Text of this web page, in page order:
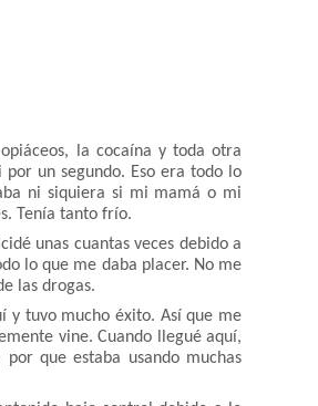
la cocaína y toda otra
un segundo. Eso era todo lo
ni siquiera si mi mamá o mi
Tenía tanto frío.
unas cuantas veces debido a
lo que me daba placer. No me
las drogas.
y tuvo mucho éxito. Así que me
vine. Cuando llegué aquí,
que estaba usando muchas